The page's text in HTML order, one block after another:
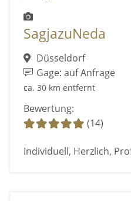
SagjazuNeda
Düsseldorf
Gage: auf Anfrage
ca. 30 km entfernt
Bewertung:
(14)
Individuell, Herzlich,